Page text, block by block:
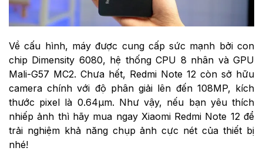
Về cấu hình, máy được cung cấp sức mạnh bởi con
chip Dimensity 6080, hệ thống CPU 8 nhân và GPU
Mali-G57 MC2. Chưa hết, Redmi Note 12 còn sở hữu
camera chính với độ phân giải lên đến 108MP, kích
thước pixel là 0.64µm. Như vậy, nếu bạn yêu thích
nhiếp ảnh thì hãy mua ngay Xiaomi Redmi Note 12 để
trải nghiệm khả năng chụp ảnh cực nét của thiết bị
nhé!